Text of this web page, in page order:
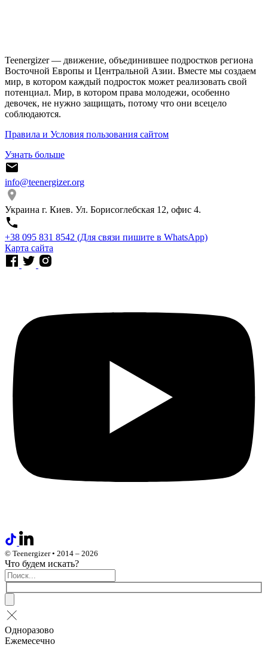
Teenergizer — движение, объединившее подростков региона
Восточной Европы и Центральной Азии. Вместе мы создаем
мир, в котором каждый подросток может реализовать свой
потенциал. Мир, в котором права молодежи, особенно
девочек, не нужно защищать, потому что они всецело
соблюдаются.
Правила и Условия пользования сайтом
Узнать больше
info@teenergizer.org
Украина г. Киев. Ул. Борисоглебская 12, офис 4.
⁨+38 095 831 8542⁩ (Для связи пишите в WhatsApp)
Карта сайта
© Teenergizer • 2014 – 2026
Что будем искать?
Одноразово
Ежемесечно